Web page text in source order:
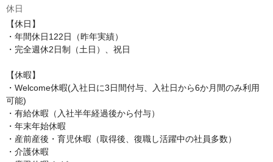
休日
【休日】
・年間休日122日（昨年実績）
・完全週休2日制（土日）、祝日
【休暇】
・Welcome休暇(入社日に3日間付与、入社日から6か月間のみ利用
可能)
・有給休暇（入社半年経過後から付与）
・年末年始休暇
・産前産後・育児休暇（取得後、復職し活躍中の社員多数）
・介護休暇